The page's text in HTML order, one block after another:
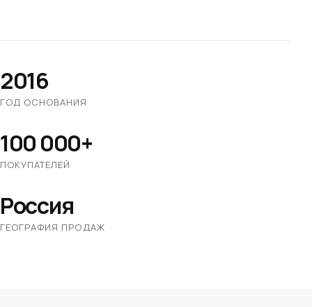
2016
ГОД ОСНОВАНИЯ
100 000+
ПОКУПАТЕЛЕЙ
Россия
ГЕОГРАФИЯ ПРОДАЖ